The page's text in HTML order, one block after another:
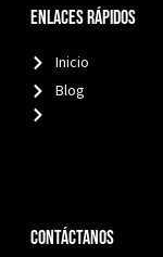
Enlaces Rápidos
Inicio
Blog
Contáctanos